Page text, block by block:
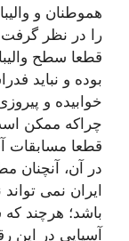
هموطنان و
را در نظر
قطعا سطح
بوده و نباید
خوابیده و
چراکه ممکن است
قطعا مسابقات
در آن، آنچنان
ایران نمی
باشد؛ هرچند که
آسیایی در